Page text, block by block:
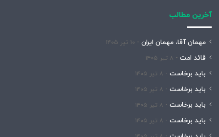
آخرین مطالب
مهمان آقا، مهمان ایران ۱۰ تیر ۱۴۰۵
قائد امت ۸ تیر ۱۴۰۵
باید برخاست ۸ تیر ۱۴۰۵
باید برخاست ۸ تیر ۱۴۰۵
باید برخاست ۸ تیر ۱۴۰۵
باید برخاست ۸ تیر ۱۴۰۵